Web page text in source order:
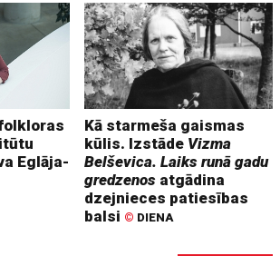
Eglāja-
Kā starmeša gaismas
kūlis. Izstāde Vizma
Belševica. Laiks runā gadu
gredzenos atgādina
dzejnieces patiesības
balsi © DIENA